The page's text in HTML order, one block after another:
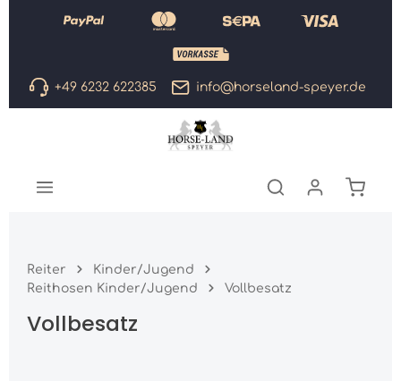
Zum Hauptinhalt springen
+49 6232 622385 info@horseland-speyer.de
Reiter
Kinder/Jugend
Reithosen Kinder/Jugend
Vollbesatz
Vollbesatz